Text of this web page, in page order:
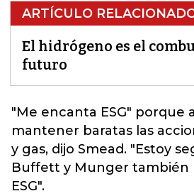
ARTÍCULO
El hidrógeno es el
futuro
"Me encanta ESG" porque
mantener baratas las
y gas, dijo Smead. "Estoy
Buffett y Munger también
ESG".